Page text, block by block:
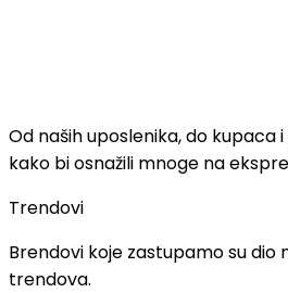
Od naših uposlenika, do kupaca
kako bi osnažili mnoge na
Trendovi
Brendovi koje zastupamo su dio
trendova.